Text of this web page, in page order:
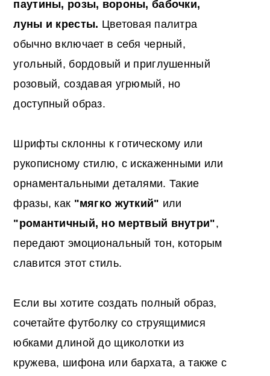
паутины, розы, вороны, бабочки,
луны и кресты. Цветовая палитра
обычно включает в себя черный,
угольный, бордовый и приглушенный
розовый, создавая угрюмый, но
доступный образ.
Шрифты склонны к готическому или
рукописному стилю, с искаженными или
орнаментальными деталями. Такие
фразы, как "мягко жуткий" или
"романтичный, но мертвый внутри",
передают эмоциональный тон, которым
славится этот стиль.
Если вы хотите создать полный образ,
сочетайте футболку со струящимися
юбками длиной до щиколотки из
кружева, шифона или бархата, а также с